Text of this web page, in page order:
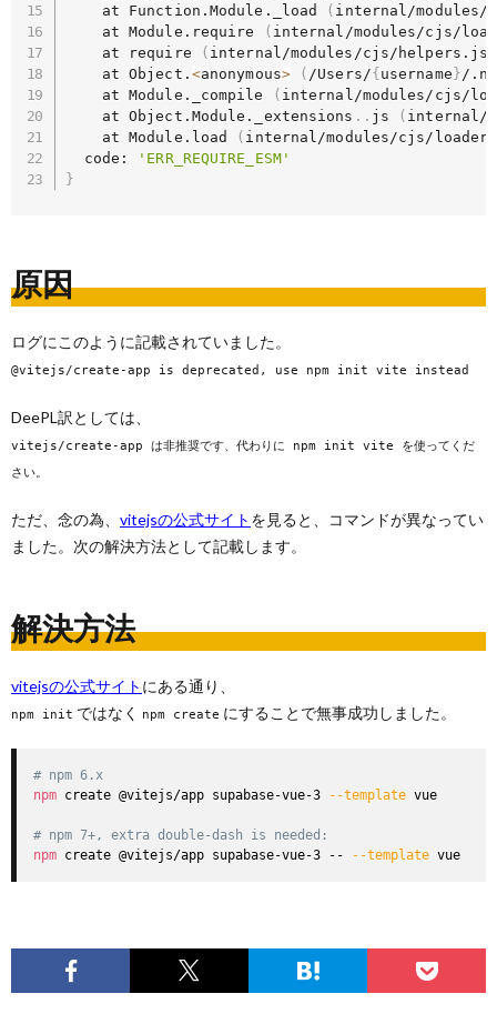
    at Function.Module._load
( internal/
    at Module.require
( internal/modules/cjs/
    at require
( internal/modules/cjs/
    at Object.
<anonymous> ( /Users/{ username }/
    at Module._compile
( internal/modules/cjs/
    at Object.Module._extensions
.. js ( internal/
    at Module.load
( internal/modules/cjs/
  code:
'ERR_REQUIRE_ESM'
}
原因
ログにこのように記載されていました。
@vitejs/create-app is deprecated, use npm init vite instead
DeePL訳としては、
vitejs/create-app は非推奨です、代わりに npm init vite を使ってくだ
さい。
ただ、念の為、 vitejsの公式サイト を見ると、コマンドが異なってい
ました。次の解決方法として記載します。
解決方法
vitejsの公式サイト にある通り、
npm init ではなく npm create にすることで無事成功しました。
# npm 6.x
npm create @vitejs/app supabase-vue-3 --template vue
# npm 7+, extra double-dash is needed:
npm create @vitejs/app supabase-vue-3 -- --template vue